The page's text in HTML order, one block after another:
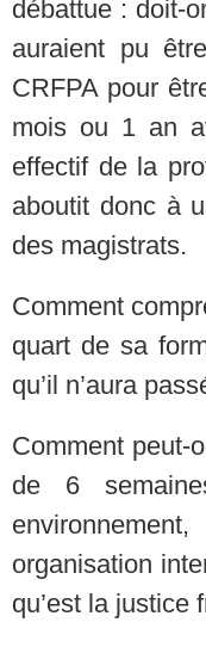
débattue : doit-
auraient pu
CRFPA pour
mois ou 1 an
effectif de la
aboutit donc à
des magistrats.
Comment
quart de sa
qu’il n’aura
Comment peut-
de 6
organisation
qu’est la justice